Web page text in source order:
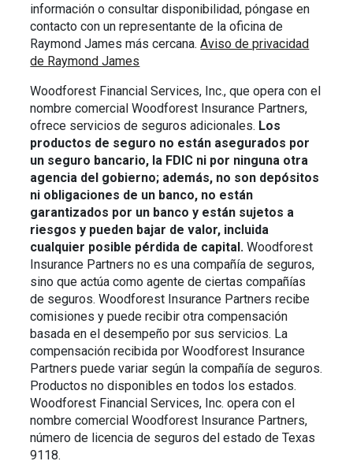
información o consultar disponibilidad, póngase en
contacto con un representante de la oficina de
Raymond James más cercana.Aviso de privacidad
de Raymond James
Woodforest Financial Services, Inc., que opera con el
nombre comercial Woodforest Insurance Partners,
ofrece servicios de seguros adicionales. Los
productos de seguro no están asegurados por
un seguro bancario, la FDIC ni por ninguna otra
agencia del gobierno; además, no son depósitos
ni obligaciones de un banco, no están
garantizados por un banco y están sujetos a
riesgos y pueden bajar de valor, incluida
cualquier posible pérdida de capital. Woodforest
Insurance Partners no es una compañía de seguros,
sino que actúa como agente de ciertas compañías
de seguros. Woodforest Insurance Partners recibe
comisiones y puede recibir otra compensación
basada en el desempeño por sus servicios. La
compensación recibida por Woodforest Insurance
Partners puede variar según la compañía de seguros.
Productos no disponibles en todos los estados.
Woodforest Financial Services, Inc. opera con el
nombre comercial Woodforest Insurance Partners,
número de licencia de seguros del estado de Texas
9118.